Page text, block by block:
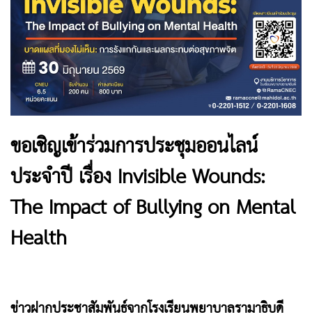
ขอเชิญเข้าร่วมการประชุมออนไลน์
ประจำปี เรื่อง Invisible Wounds:
The Impact of Bullying on Mental
Health
ข่าวฝากประชาสัมพันธ์จากโรงเรียนพยาบาลรามาธิบดี